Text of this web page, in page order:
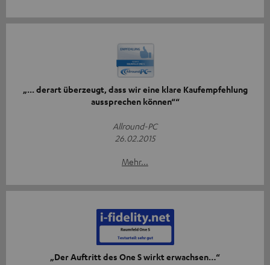
„... derart überzeugt, dass wir eine klare Kaufempfehlung
aussprechen können““
Allround-PC
26.02.2015
Mehr...
„Der Auftritt des One S wirkt erwachsen…“